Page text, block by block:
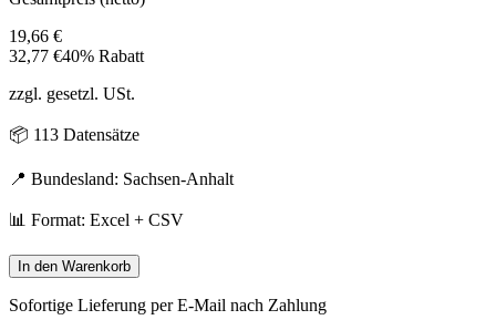
19,66 €
32,77 €40% Rabatt
zzgl. gesetzl. USt.
📦 113 Datensätze
📍 Bundesland: Sachsen-Anhalt
📊 Format: Excel + CSV
In den Warenkorb
Sofortige Lieferung per E-Mail nach Zahlung